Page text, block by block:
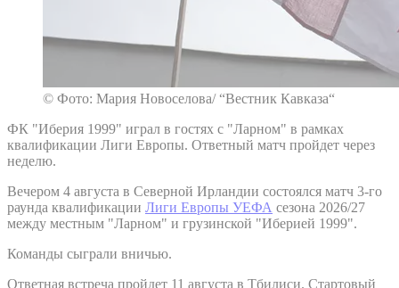
© Фото: Мария Новоселова/ “Вестник Кавказа“
ФК "Иберия 1999" играл в гостях с "Ларном" в рамках
квалификации Лиги Европы. Ответный матч пройдет через
неделю.
Вечером 4 августа в Северной Ирландии состоялся матч 3-го
раунда квалификации Лиги Европы УЕФА сезона 2026/27
между местным "Ларном" и грузинской "Иберией 1999".
Команды сыграли вничью.
Ответная встреча пройдет 11 августа в Тбилиси. Стартовый